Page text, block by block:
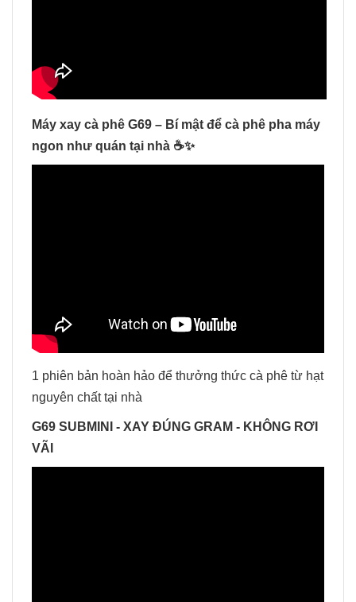
Máy xay cà phê G69 – Bí mật để cà phê pha máy
ngon như quán tại nhà ☕✨
1 phiên bản hoàn hảo để thưởng thức cà phê từ hạt
nguyên chất tại nhà
G69 SUBMINI - XAY ĐÚNG GRAM - KHÔNG RƠI
VÃI